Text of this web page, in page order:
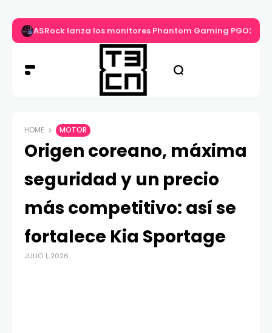
ASRock lanza los monitores Phantom Gaming
HOME MOTOR
Origen coreano, máxima
seguridad y un precio
más competitivo: así se
fortalece Kia Sportage
JULIO 1, 2026